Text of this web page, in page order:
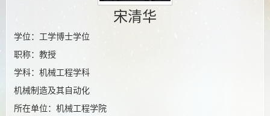
宋清华
学位：工学博士学位
职称：教授
学科：机械工程学科
机械制造及其自动化
所在单位：机械工程学院